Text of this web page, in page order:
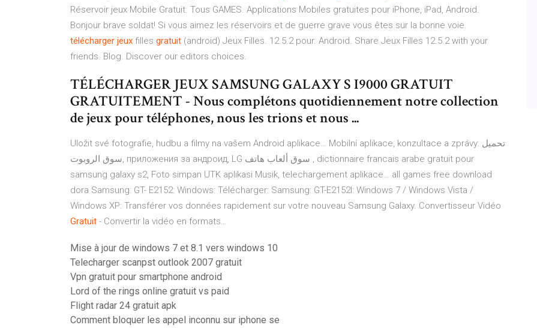
Réservoir jeux Mobile Gratuit. Tous GAMES. Applications Mobiles gratuites pour iPhone, iPad, Android.
Bonjour brave soldat! Si vous aimez les réservoirs et de guerre grave vous êtes sur la bonne voie.
télécharger jeux filles gratuit (android) Jeux Filles. 12.5.2 pour. Android. Share Jeux Filles 12.5.2 with your
friends. Blog. Discover our editors choices.
TÉLÉCHARGER JEUX SAMSUNG GALAXY S I9000 GRATUIT
GRATUITEMENT - Nous complétons quotidiennement notre collection
de jeux pour téléphones, nous les trions et nous ...
Uložit své fotografie, hudbu a filmy na vašem Android aplikace… Mobilní aplikace, konzultace a zprávy: تحميل
سوق الروبوت, приложения за андроид, LG سوق ألعاب هاتف , dictionnaire francais arabe gratuit pour
samsung galaxy s2, Foto simpan UTK aplikasi Musik, telechargement aplikace… all games free download
dora Samsung: GT- E2152: Windows: Télécharger: Samsung: GT-E2152I: Windows 7 / Windows Vista /
Windows XP: Transférer vos données rapidement sur votre nouveau Samsung Galaxy. Convertisseur Vidéo
Gratuit - Convertir la vidéo en formats…
Mise à jour de windows 7 et 8.1 vers windows 10
Telecharger scanpst outlook 2007 gratuit
Vpn gratuit pour smartphone android
Lord of the rings online gratuit vs paid
Flight radar 24 gratuit apk
Comment bloquer les appel inconnu sur iphone se